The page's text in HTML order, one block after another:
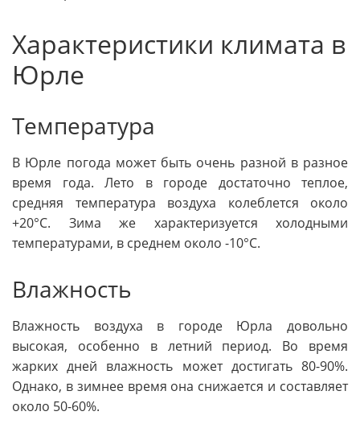
Характеристики климата в
Юрле
Температура
В Юрле погода может быть очень разной в разное
время года. Лето в городе достаточно теплое,
средняя температура воздуха колеблется около
+20°C. Зима же характеризуется холодными
температурами, в среднем около -10°C.
Влажность
Влажность воздуха в городе Юрла довольно
высокая, особенно в летний период. Во время
жарких дней влажность может достигать 80-90%.
Однако, в зимнее время она снижается и составляет
около 50-60%.